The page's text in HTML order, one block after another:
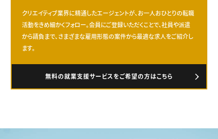
クリエイティブ業界に精通したエージェントが、お一人おひとりの転職
活動をきめ細かくフォロー。会員にご登録いただくことで、社員や派遣
から請負まで、さまざまな雇用形態の案件から最適な求人をご紹介し
ます。
無料の就業支援サービスをご希望の方はこちら